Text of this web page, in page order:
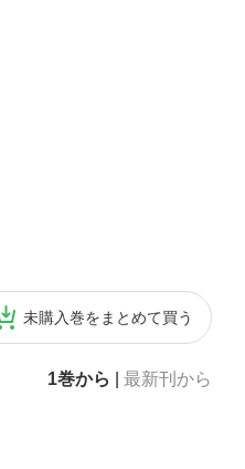
未購入巻をまとめて買う
1巻から 最新刊から